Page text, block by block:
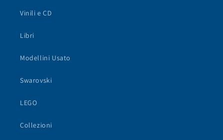
Vinili e CD
Libri
Modellini Usato
Swarovski
LEGO
Collezioni